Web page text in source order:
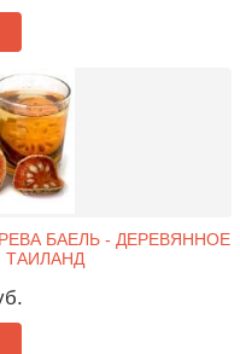
БАЕЛЬ - ДЕРЕВЯННОЕ
ТАИЛАНД